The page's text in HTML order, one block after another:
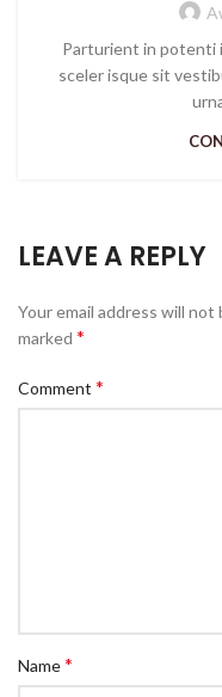
Parturient in potenti
sceler isque sit
LEAVE A REPLY
Your email address will not
marked *
Comment *
Name*